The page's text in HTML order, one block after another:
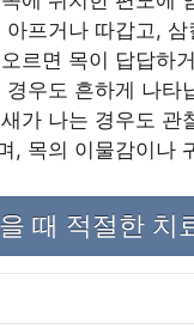
아프거나 따갑고,
르면 목이 답답하
경우도 흔하게 나
가 나는 경우도 관
, 목의 이물감이나
때 적절한 치